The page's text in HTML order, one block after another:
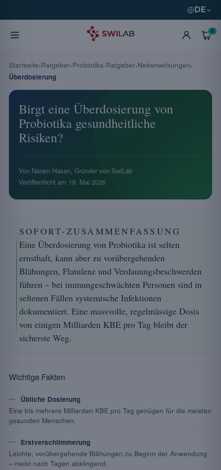
DE
0
Birgt eine Überdosierung von
Probiotika gesundheitliche
Risiken?
Von Naram Hasan, Gründer von SwiLab
Veröffentlicht am 19. Mai 2026
SOFORT-ZUSAMMENFASSUNG
Eine Überdosierung von Probiotika ist selten
ernsthaft, kann aber zu vorübergehenden
Blähungen, Flatulenz und Verdauungsbeschwerden
führen – bei immungeschwächten Personen sind in
seltenen Fällen systemische Infektionen
dokumentiert. Eine massvolle, regelmässige Dosis
von einigen Milliarden KBE pro Tag bleibt der
sicherste Weg.
Wichtige Fakten
Übliche Dosierung
Eine bis mehrere Milliarden KBE pro Tag genügen für die meisten
gesunden Menschen.
Erstverschlimmerung
Leichte, vorübergehende Blähungen zu Beginn der Anwendung
– meist nach Tagen abklingend.
Startseite Ratgeber Probiotika-Ratgeber Nebenwirkungen
Überdosierung